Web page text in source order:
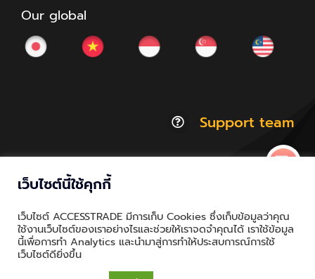
Our global
Support team
Thailand.a | All Rights Reserved
Privacy & Policy | Cookie Policy
เว็บไซต์นี้ใช้คุกกี้
เว็บไซต์ ACCESSTRADE มีการเก็บ Cookies ซึ่งเก็บข้อมูลว่าคุณ
ใช้งานเว็บไซต์ของเราอย่างไรและช่วยให้เราจดจำคุณได้ เราใช้ข้อมูล
นี้เพื่อการทำ Analytics และนำมาสู่การทำให้ประสบการณ์การใช้
เว็บไซต์ดียิ่งขึ้น